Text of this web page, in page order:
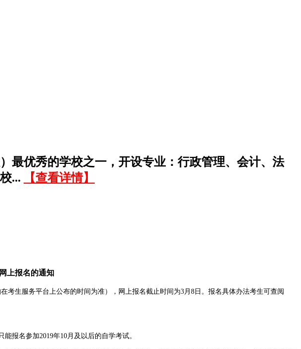
最优秀的学校之一，开设专业：行政管理、会计、法
...
【查看详情】
上报名的通知
考生服务平台上公布的时间为准），网上报名截止时间为3月8日。报名具体办法考生可查阅
报名参加2019年10月及以后的自学考试。